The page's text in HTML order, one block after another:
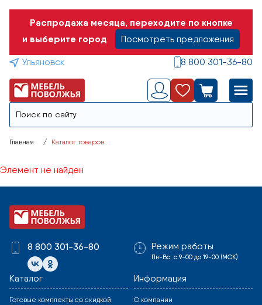
Распродажа месяца, переходите по кнопке
и выберите город
Посмотреть предложения
Ульяновск 8 800 301-36-80
Главная Каталог товаров
Элемент не найден
8 800 301-36-80 Режим работы
Пн-Вс: с 9-00 до 19-00 (МСК)
Каталог
Готовые комплекты со скидкой
Информация
О компании